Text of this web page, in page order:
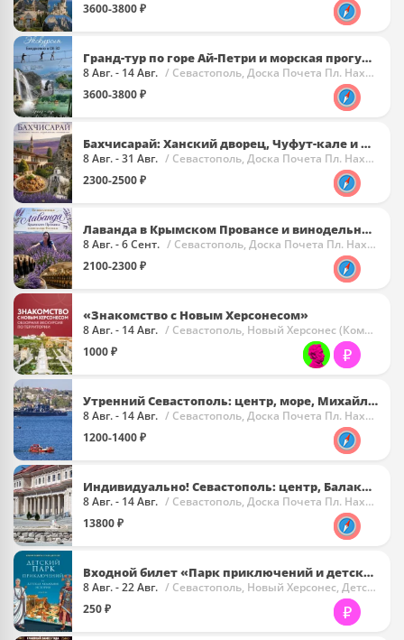
3600-3800 ₽
Гранд-тур по горе Ай-Петри и морская прогулка в Ялте
8 Авг. - 14 Авг. / Севастополь, Доска Почета Пл. Нахимова
3600-3800 ₽
Бахчисарай: Ханский дворец, Чуфут-кале и лаванда
8 Авг. - 31 Авг. / Севастополь, Доска Почета Пл. Нахимова
2300-2500 ₽
Лаванда в Крымском Провансе и винодельня Фотисаль
8 Авг. - 6 Сент. / Севастополь, Доска Почета Пл. Нахимова
2100-2300 ₽
«Знакомство с Новым Херсонесом»
8 Авг. - 14 Авг. / Севастополь, Новый Херсонес (Комплекс)
1000 ₽
Утренний Севастополь: центр, море, Михайловский равелин
8 Авг. - 14 Авг. / Севастополь, Доска Почета Пл. Нахимова
1200-1400 ₽
Индивидуально! Севастополь: центр, Балаклава, Херсонес
8 Авг. - 14 Авг. / Севастополь, Доска Почета Пл. Нахимова
13800 ₽
Входной билет «Парк приключений и детская академия истории. Римская империя»
8 Авг. - 22 Авг. / Севастополь, Новый Херсонес, Детская Игровая Площадка «Римская Империя»
250 ₽